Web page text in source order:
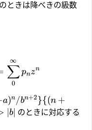
のときは降べきの級数
0
∑
∞
pnzn
a)n /bn+2}{(n +
∣b のときに対応する